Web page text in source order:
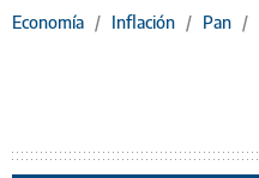
Economía / Inflación / Pan /